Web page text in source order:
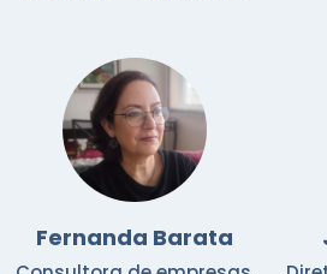
Fernanda Barata